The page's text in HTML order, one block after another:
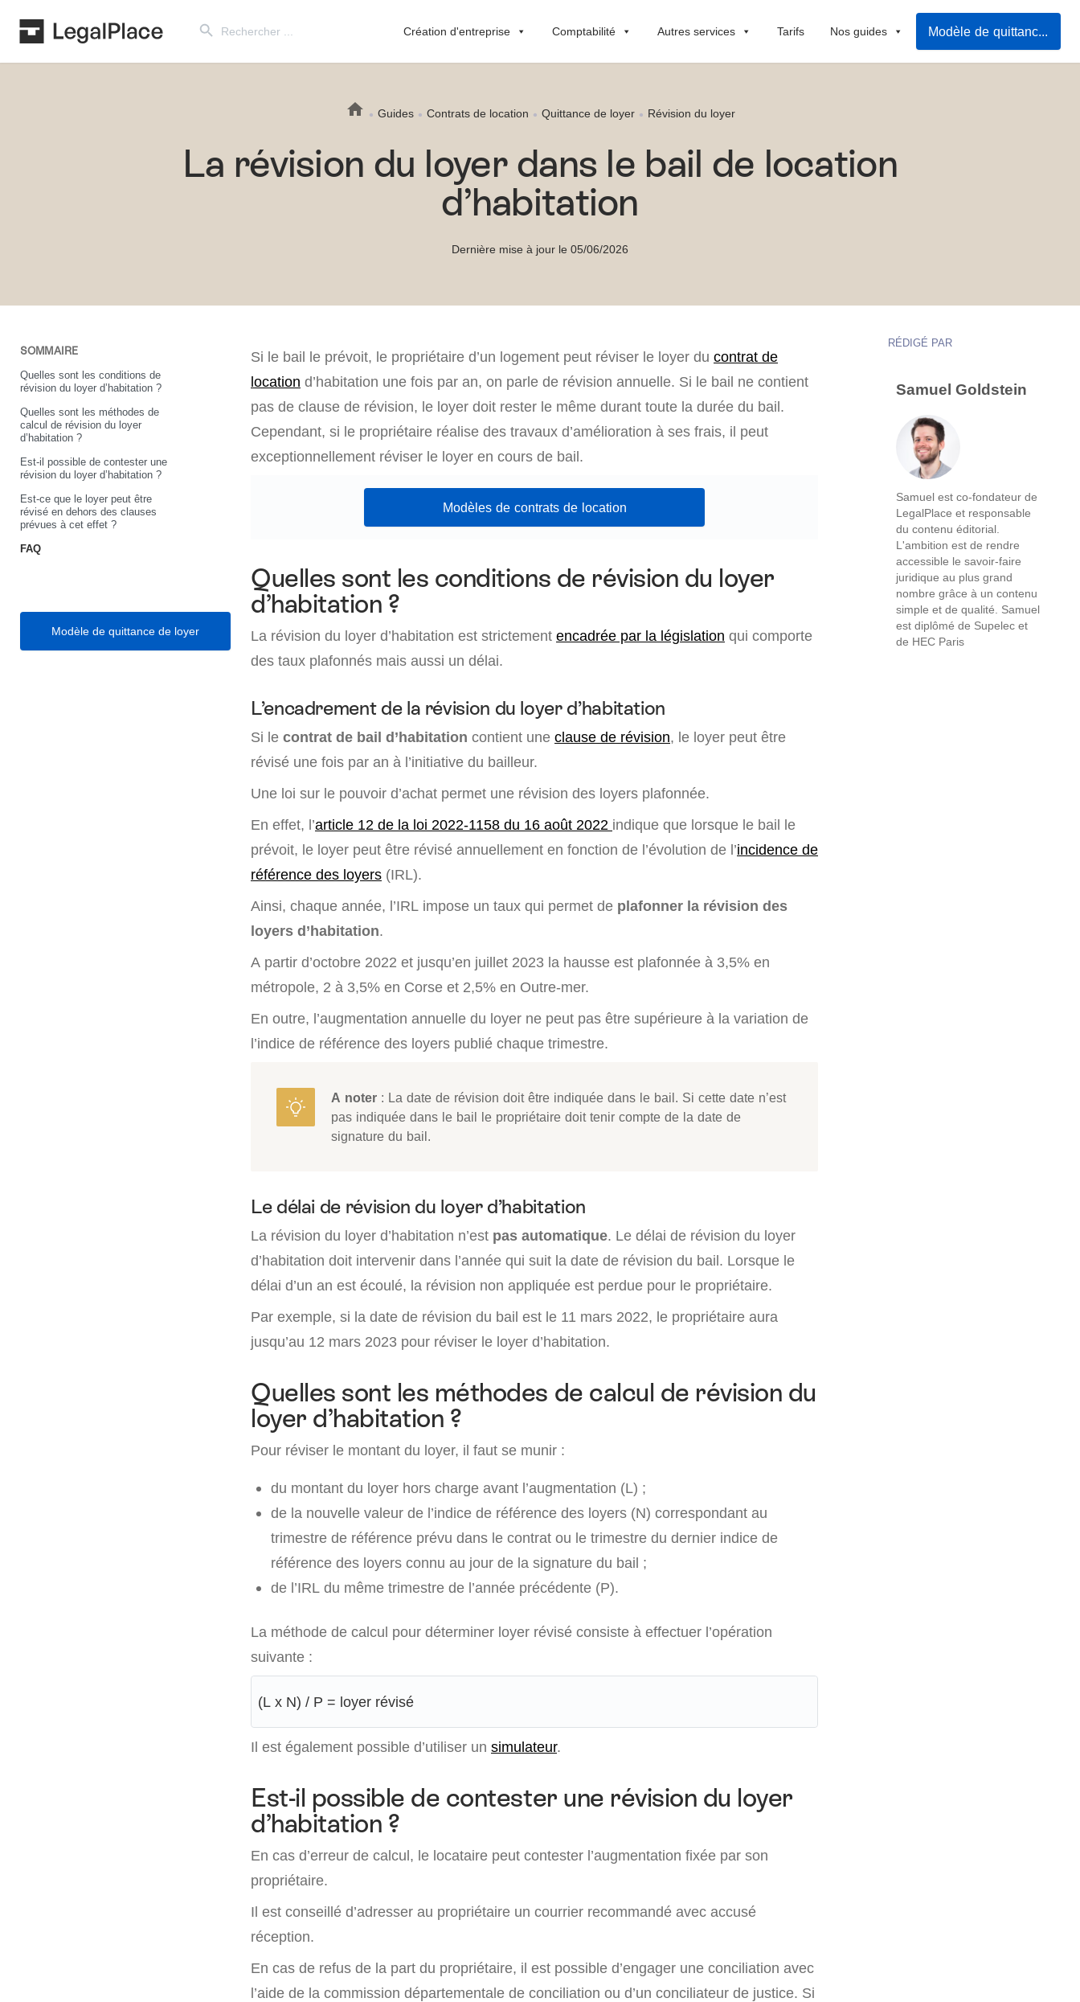
for:
Création d'entreprise Comptabilité Autres services Tarifs Nos guides Modèle de quittance de loyer
Guides Contrats de location Quittance de loyer Révision du loyer
La révision du loyer dans le bail de location
d’habitation
Dernière mise à jour le 05/06/2026
SOMMAIRE
Quelles sont les conditions de
révision du loyer d’habitation ?
Quelles sont les méthodes de
calcul de révision du loyer
d’habitation ?
Est-il possible de contester une
révision du loyer d’habitation ?
Est-ce que le loyer peut être
révisé en dehors des clauses
prévues à cet effet ?
FAQ
Modèle de quittance de loyer
Si le bail le prévoit, le propriétaire d’un logement peut réviser le loyer du contrat de
location d’habitation une fois par an, on parle de révision annuelle. Si le bail ne contient
pas de clause de révision, le loyer doit rester le même durant toute la durée du bail.
Cependant, si le propriétaire réalise des travaux d’amélioration à ses frais, il peut
exceptionnellement réviser le loyer en cours de bail.
Modèles de contrats de location
Quelles sont les conditions de révision du loyer
d’habitation ?
La révision du loyer d’habitation est strictement encadrée par la législation qui comporte
des taux plafonnés mais aussi un délai.
L’encadrement de la révision du loyer d’habitation
Si le contrat de bail d’habitation contient une clause de révision, le loyer peut être
révisé une fois par an à l’initiative du bailleur.
Une loi sur le pouvoir d’achat permet une révision des loyers plafonnée.
En effet, l’article 12 de la loi 2022-1158 du 16 août 2022 indique que lorsque le bail le
prévoit, le loyer peut être révisé annuellement en fonction de l’évolution de l’incidence de
référence des loyers (IRL).
Ainsi, chaque année, l’IRL impose un taux qui permet de plafonner la révision des
loyers d’habitation.
A partir d’octobre 2022 et jusqu’en juillet 2023 la hausse est plafonnée à 3,5% en
métropole, 2 à 3,5% en Corse et 2,5% en Outre-mer.
En outre, l’augmentation annuelle du loyer ne peut pas être supérieure à la variation de
l’indice de référence des loyers publié chaque trimestre.
A noter : La date de révision doit être indiquée dans le bail. Si cette date n’est
pas indiquée dans le bail le propriétaire doit tenir compte de la date de
signature du bail.
Le délai de révision du loyer d’habitation
La révision du loyer d’habitation n’est pas automatique. Le délai de révision du loyer
d’habitation doit intervenir dans l’année qui suit la date de révision du bail. Lorsque le
délai d’un an est écoulé, la révision non appliquée est perdue pour le propriétaire.
Par exemple, si la date de révision du bail est le 11 mars 2022, le propriétaire aura
jusqu’au 12 mars 2023 pour réviser le loyer d’habitation.
Quelles sont les méthodes de calcul de révision du
loyer d’habitation ?
Pour réviser le montant du loyer, il faut se munir :
du montant du loyer hors charge avant l’augmentation (L) ;
de la nouvelle valeur de l’indice de référence des loyers (N) correspondant au
trimestre de référence prévu dans le contrat ou le trimestre du dernier indice de
référence des loyers connu au jour de la signature du bail ;
de l’IRL du même trimestre de l’année précédente (P).
La méthode de calcul pour déterminer loyer révisé consiste à effectuer l’opération
suivante :
(L x N) / P = loyer révisé
Il est également possible d’utiliser un simulateur.
Est-il possible de contester une révision du loyer
d’habitation ?
En cas d’erreur de calcul, le locataire peut contester l’augmentation fixée par son
propriétaire.
Il est conseillé d’adresser au propriétaire un courrier recommandé avec accusé
réception.
En cas de refus de la part du propriétaire, il est possible d’engager une conciliation avec
l’aide de la commission départementale de conciliation ou d’un conciliateur de justice. Si
RÉDIGÉ PAR
Samuel Goldstein
Samuel est co-fondateur de
LegalPlace et responsable
du contenu éditorial.
L'ambition est de rendre
accessible le savoir-faire
juridique au plus grand
nombre grâce à un contenu
simple et de qualité. Samuel
est diplômé de Supelec et
de HEC Paris